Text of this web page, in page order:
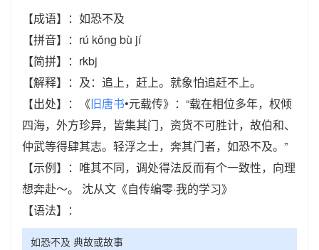
【成语】：如恐不及
【拼音】：rú kǒng bù jí
【简拼】：rkbj
【解释】：及：追上，赶上。就象怕追赶不上。
【出处】：《旧唐书•元载传》：“载在相位多年，权倾
四海，外方珍异，皆集其门，资货不可胜计，故伯和、
仲武等得肆其志。轻浮之士，奔其门者，如恐不及。”
【示例】：唯其不同，调处得法反而有个一致性，向理
想奔赴～。 沈从文《自传编零·我的学习》
【语法】：
如恐不及 典故或故事